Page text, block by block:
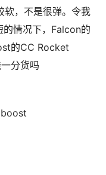
软，不是很弹。令我
的情况下，Falcon的
的CC Rocket
分货吗